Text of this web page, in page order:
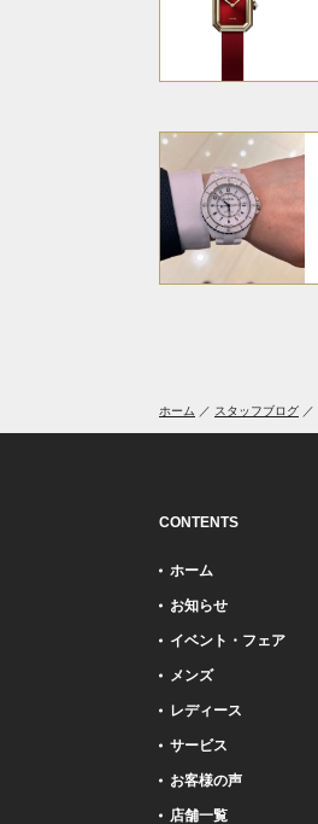
ホーム スタッフブログ
CONTENTS
ホーム
お知らせ
イベント・フェア
メンズ
レディース
サービス
お客様の声
店舗一覧